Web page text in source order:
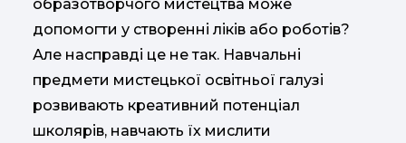
образотворчого мистецтва може
допомогти у створенні ліків або роботів?
Але насправді це не так. Навчальні
предмети мистецької освітньої галузі
розвивають креативний потенціал
школярів, навчають їх мислити